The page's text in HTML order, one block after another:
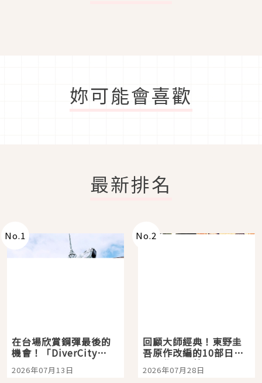
妳可能會喜歡
最新排名
No.1
在台場欣賞鋼彈最後的
機會！「DiverCity
Tokyo Plaza」搭船、
購物、美食及夜景，一
2026年07月13日
No.2
回顧大師經典！東野圭
吾原作改編的10部日本
影視作品推薦
2026年07月28日